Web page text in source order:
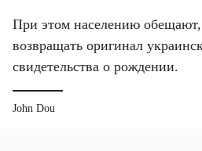
При этом населению обещают,
возвращать оригинал
свидетельства о рождении.
John Dou